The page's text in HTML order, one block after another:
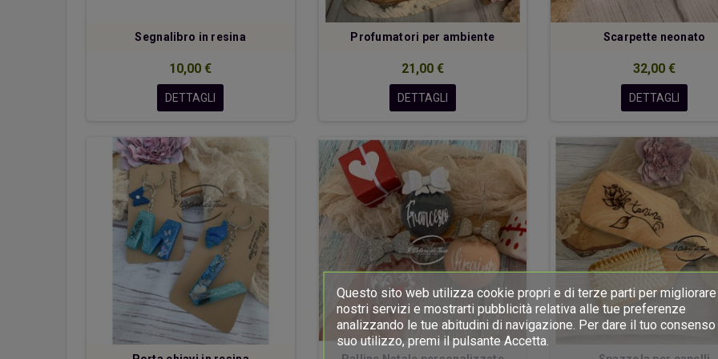
Segnalibro in resina
10,00 €
DETTAGLI
Profumatori per ambiente
21,00 €
DETTAGLI
Scarpette neonato
32,00 €
DETTAGLI
Questo sito web utilizza cookie propri e di terze parti per
nostri servizi e mostrarti pubblicità relativa alle tue preferenze
analizzando le tue abitudini di navigazione. Per dare il tuo consenso
suo utilizzo, premi il pulsante Accetta.